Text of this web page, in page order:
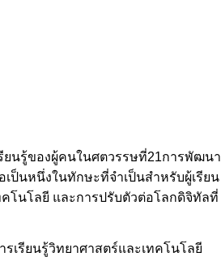
ยนรู้ของผู้คนในศตวรรษที่21การพัฒนา
เป็นหนึ่งในทักษะที่จำเป็นสำหรับผู้เรียน
โนโลยี และการปรับตัวต่อโลกดิจิทัลที่
เรียนรู้วิทยาศาสตร์และเทคโนโลยี